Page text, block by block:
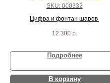
SKU: 000332
Цифра и фонтан шаров
12 300 р.
Подробнее
В корзину